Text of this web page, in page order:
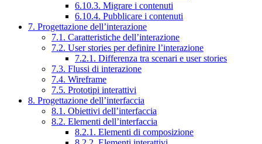
6.10.3. Migrare i contenuti
6.10.4. Pubblicare i contenuti
7. Progettazione dell’interazione
7.1. Caratteristiche dell’interazione
7.2. User stories per definire l’interazione
7.2.1. Differenza tra scenari e user stories
7.3. Flussi di interazione
7.4. Wireframe
7.5. Prototipi interattivi
8. Progettazione dell’interfaccia
8.1. Obiettivi dell’interfaccia
8.2. Elementi dell’interfaccia
8.2.1. Elementi di composizione